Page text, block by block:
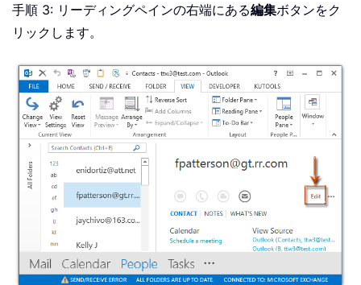
手順 3: リーディングペインの右端にある編集ボタンをク
リックします。